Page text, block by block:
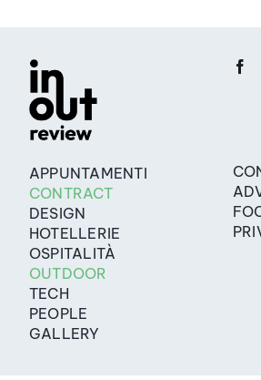
APPUNTAMENTI
CONTRACT
DESIGN
HOTELLERIE
OSPITALITÀ
OUTDOOR
TECH
PEOPLE
GALLERY